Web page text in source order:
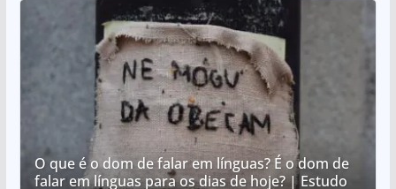
O que é o dom de falar em línguas? É o dom de
falar em línguas para os dias de hoje? | Estudo